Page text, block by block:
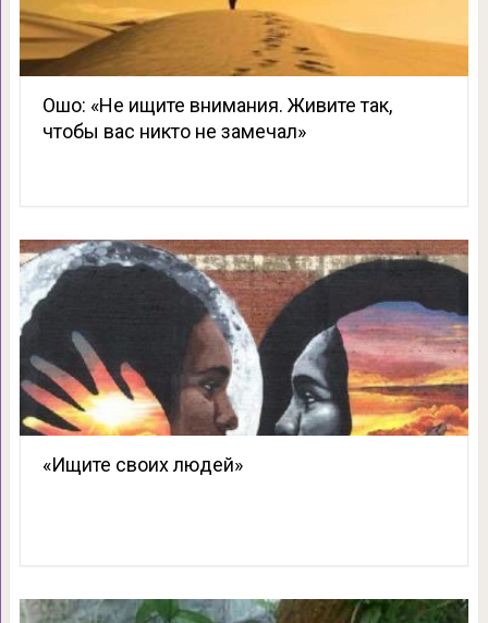
Ошо: «Не ищите внимания. Живите так,
чтобы вас никто не замечал»
«Ищите своих людей»